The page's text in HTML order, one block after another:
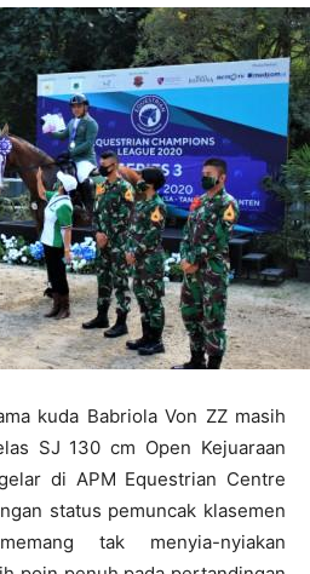
kuda Babriola Von ZZ masih
SJ 130 cm Open Kejuaraan
di APM Equestrian Centre
status pemuncak klasemen
tak menyia-nyiakan